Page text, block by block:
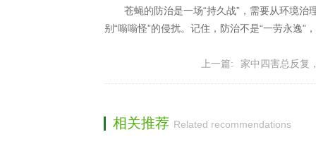
苍蝇的防治是一场“持久战”，需要从环境治
别“嗡嗡怪”的侵扰。记住，防治不是“一劳永逸
上一篇: 家中四害总反复
相关推荐 Related recommendations